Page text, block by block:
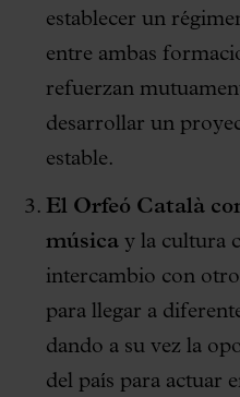
establecer un
entre ambas
refuerzan
desarrollar un
estable.
El Orfeó Català
música y la cultura
intercambio con
para llegar a
dando a su vez la
del país para actuar